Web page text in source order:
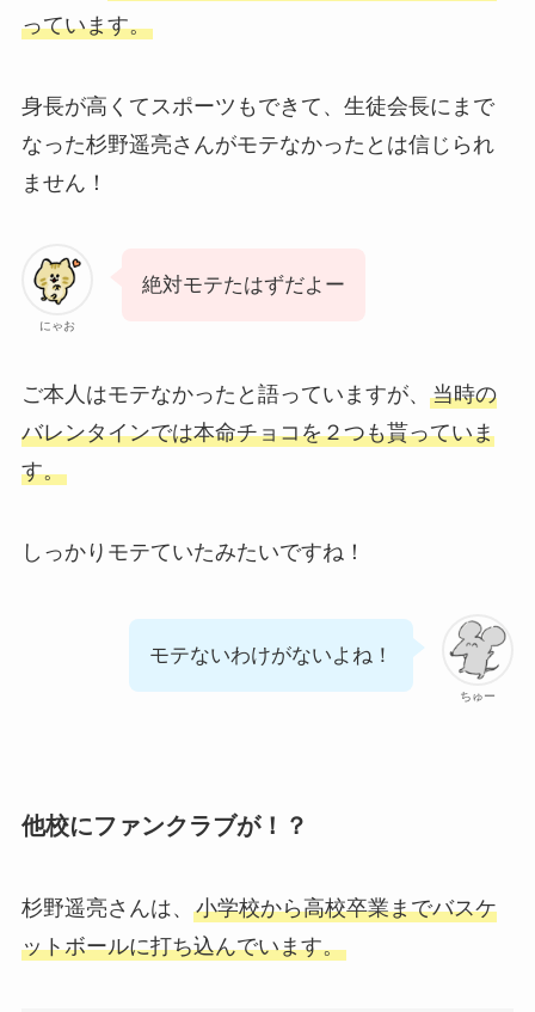
っています。
身長が高くてスポーツもできて、生徒会長にまで
なった杉野遥亮さんがモテなかったとは信じられ
ません！
にゃお
絶対モテたはずだよー
ご本人はモテなかったと語っていますが、 当時の
バレンタインでは本命チョコを２つも貰っていま
す。
しっかりモテていたみたいですね！
ちゅー
モテないわけがないよね！
他校にファンクラブが！？
杉野遥亮さんは、 小学校から高校卒業までバスケ
ットボールに打ち込んでいます。